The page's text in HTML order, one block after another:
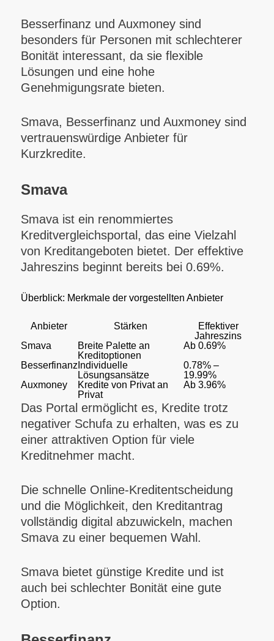
Besserfinanz und Auxmoney sind
besonders für Personen mit schlechterer
Bonität interessant, da sie flexible
Lösungen und eine hohe
Genehmigungsrate bieten.
Smava, Besserfinanz und Auxmoney sind
vertrauenswürdige Anbieter für
Kurzkredite.
Smava
Smava ist ein renommiertes
Kreditvergleichsportal, das eine Vielzahl
von Kreditangeboten bietet. Der effektive
Jahreszins beginnt bereits bei 0.69%.
Überblick: Merkmale der vorgestellten Anbieter
Anbieter Stärken
Effektiver
Jahreszins
Smava
Breite Palette an
Kreditoptionen
Ab 0.69%
Besserfinanz Individuelle
Lösungsansätze
0.78% –
19.99%
Auxmoney
Kredite von Privat an
Privat
Ab 3.96%
Das Portal ermöglicht es, Kredite trotz
negativer Schufa zu erhalten, was es zu
einer attraktiven Option für viele
Kreditnehmer macht.
Die schnelle Online-Kreditentscheidung
und die Möglichkeit, den Kreditantrag
vollständig digital abzuwickeln, machen
Smava zu einer bequemen Wahl.
Smava bietet günstige Kredite und ist
auch bei schlechter Bonität eine gute
Option.